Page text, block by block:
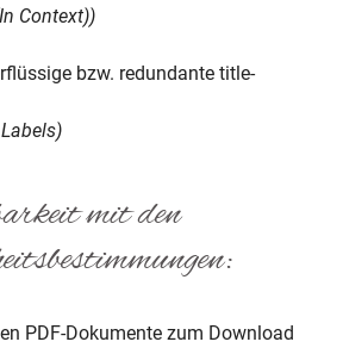
Context))
bzw. redundante title-
mit den
PDF-Dokumente zum Download